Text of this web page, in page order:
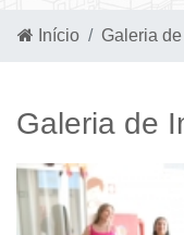
Início Galeria
Galeria de